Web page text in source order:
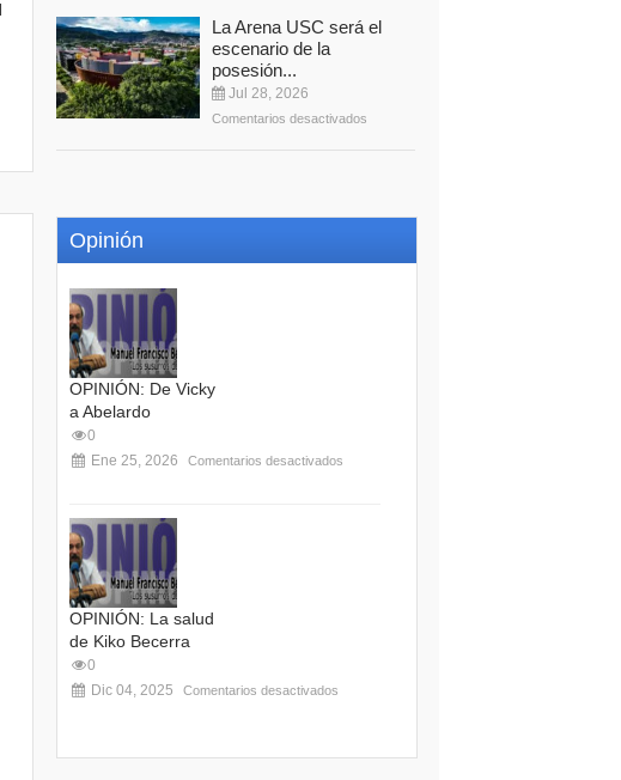
La Arena USC será el
escenario de la
posesión...
Jul 28, 2026
Comentarios desactivados
Opinión
OPINIÓN: De Vicky
a Abelardo
0
Ene 25, 2026
Comentarios desactivados
OPINIÓN: La salud
de Kiko Becerra
0
Dic 04, 2025
Comentarios desactivados